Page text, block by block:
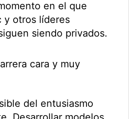
en el que
y otros líderes
siendo privados.
cara y muy
del entusiasmo